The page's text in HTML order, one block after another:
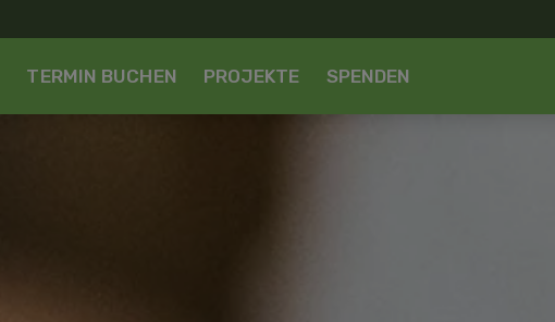
TERMIN BUCHEN PROJEKTE SPENDEN